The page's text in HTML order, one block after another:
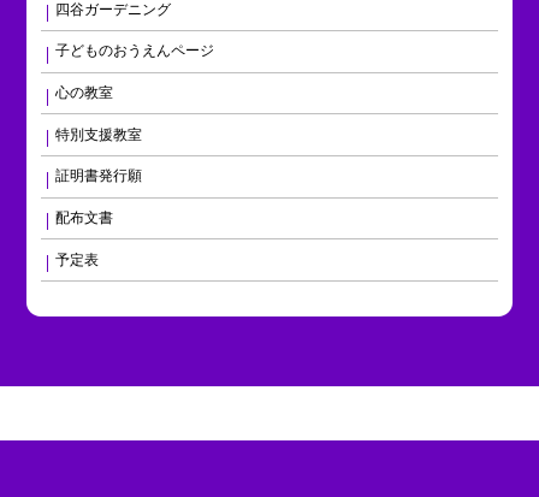
四谷ガーデニング
子どものおうえんページ
心の教室
特別支援教室
証明書発行願
配布文書
予定表